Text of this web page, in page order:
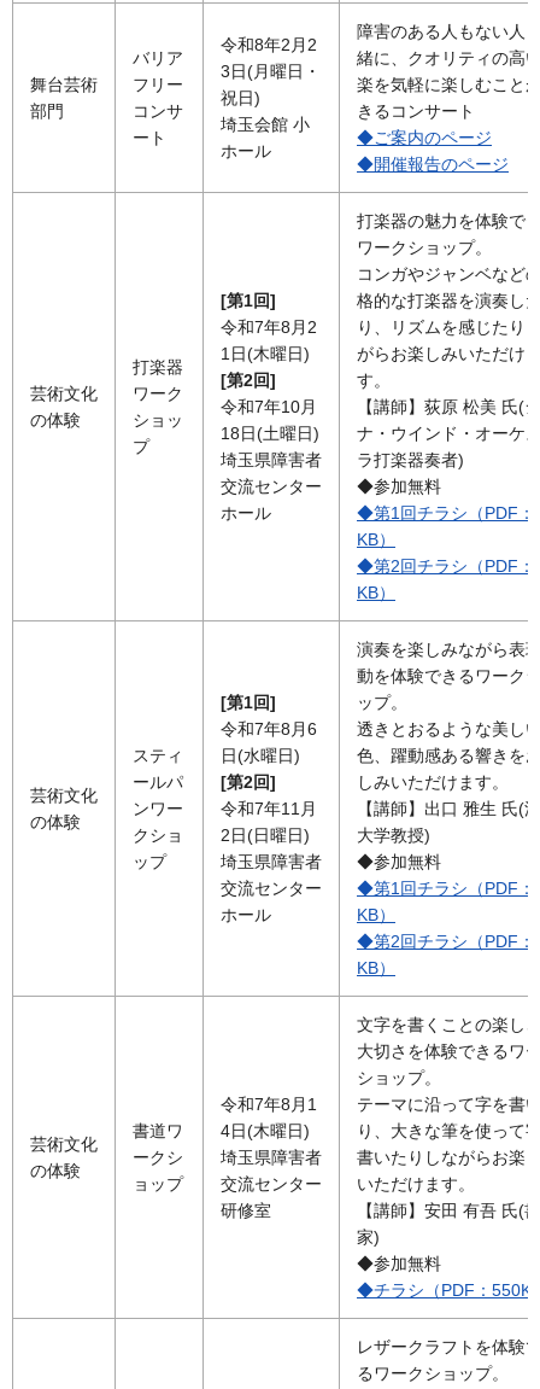
舞台芸術
部門
バリア
フリー
コンサ
ート
令和8年2月2
3日(月曜日・
祝日)
埼玉会館 小
ホール
障害のある人もない人
緒に、クオリティの高
楽を気軽に楽しむこと
きるコンサート
◆ご案内のページ
◆開催報告のページ
芸術文化
の体験
打楽器
ワーク
ショッ
プ
[第1回]
令和7年8月2
1日(木曜日)
[第2回]
令和7年10月
18日(土曜日)
埼玉県障害者
交流センター
ホール
打楽器の魅力を体験で
ワークショップ。
コンガやジャンベなど
格的な打楽器を演奏し
り、リズムを感じたり
がらお楽しみいただけ
す。
【講師】荻原 松美 氏(
ナ・ウインド・オーケ
ラ打楽器奏者)
◆参加無料
◆第1回チラシ（PDF：
KB）
◆第2回チラシ（PDF：
KB）
芸術文化
の体験
スティ
ールパ
ンワー
クショ
ップ
[第1回]
令和7年8月6
日(水曜日)
[第2回]
令和7年11月
2日(日曜日)
埼玉県障害者
交流センター
ホール
演奏を楽しみながら表
動を体験できるワーク
ップ。
透きとおるような美し
色、躍動感ある響きを
しみいただけます。
【講師】出口 雅生 氏(
大学教授)
◆参加無料
◆第1回チラシ（PDF：
KB）
◆第2回チラシ（PDF：
KB）
芸術文化
の体験
書道ワ
ークシ
ョップ
令和7年8月1
4日(木曜日)
埼玉県障害者
交流センター
研修室
文字を書くことの楽し
大切さを体験できるワ
ショップ。
テーマに沿って字を書
り、大きな筆を使って
書いたりしながらお楽
いただけます。
【講師】安田 有吾 氏(
家)
◆参加無料
◆チラシ（PDF：
レザークラフトを体験
るワークショップ。